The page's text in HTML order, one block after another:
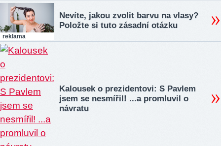
reklama
Nevíte, jakou zvolit barvu na vlasy?
Položte si tuto zásadní otázku
Kalousek o prezidentovi: S Pavlem
jsem se nesmířil! ...a promluvil o
návratu